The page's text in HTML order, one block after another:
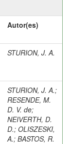
Autor(es)
STURION, J. A.
STURION, J. A.;
RESENDE, M.
D. V. de;
NEIVERTH, D.
D.; OLISZESKI,
A.; BASTOS, R.